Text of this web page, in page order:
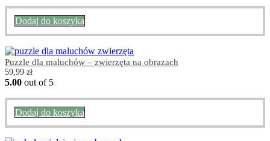
Dodaj do koszyka
Puzzle dla maluchów – zwierzęta na obrazach
59,99 zł
5.00 out of 5
Dodaj do koszyka